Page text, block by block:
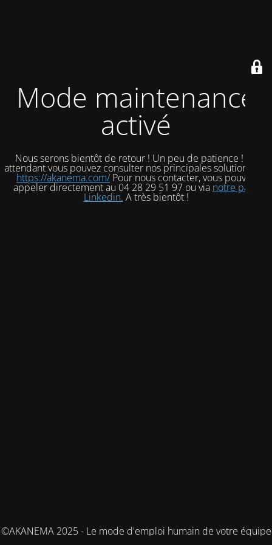
Mode maintenance
activé
Nous serons bientôt de retour ! Un peu de patience ! En
attendant vous pouvez consulter nos principales solutions sur
https://akanema.com/ Pour nous contacter, vous pouvez
appeler directement au 04 28 29 51 97 ou via notre page
Linkedin. A très bientôt !
©AKANEMA 2025 - Le mode d'emploi humain de votre équipe